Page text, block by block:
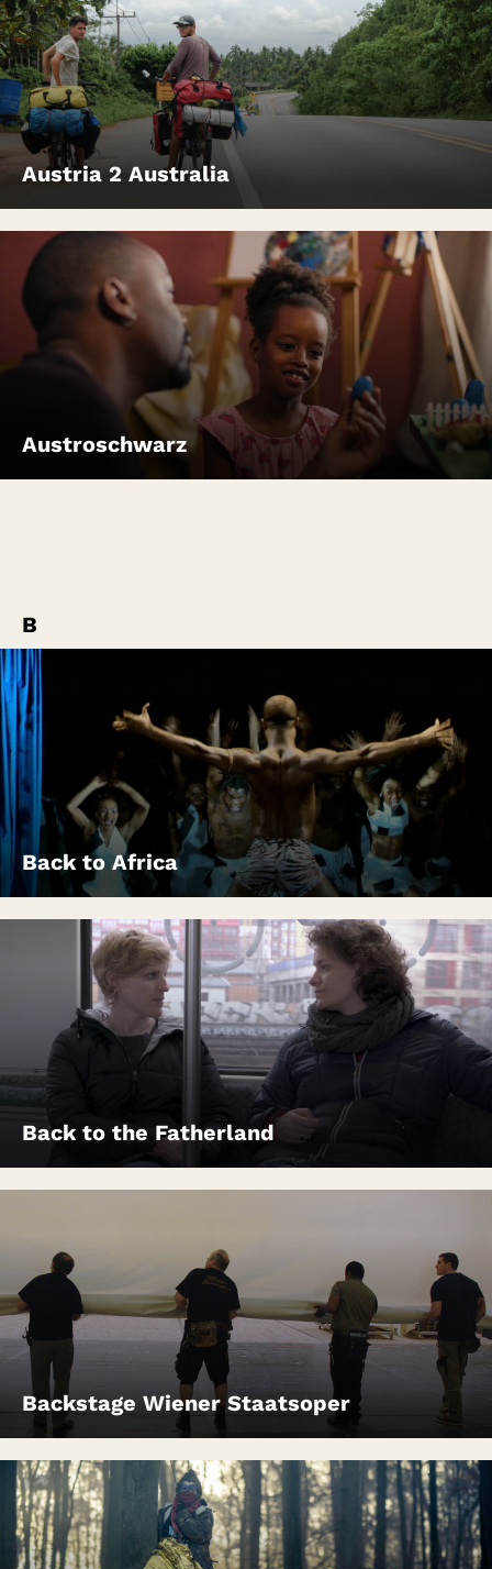
Austria 2 Australia
Austroschwarz
B
Back to Africa
Back to the Fatherland
Backstage Wiener Staatsoper